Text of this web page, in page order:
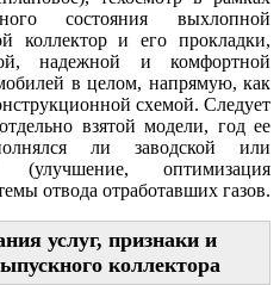
состояния выхлопной
коллектор и его прокладки,
надежной и комфортной
в целом, напрямую, как
схемой. Следует
взятой модели, год ее
ли заводской или
(улучшение, оптимизация
отвода отработавших газов.
услуг, признаки и
коллектора